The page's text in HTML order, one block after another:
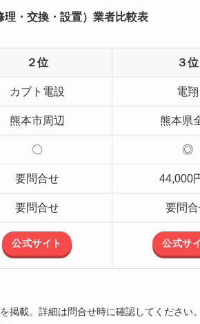
理・交換・設置）業者比較表
２位 ３位
カブト電設 電翔
熊本市周辺 熊本県
〇 ◎
要問合せ 44,000
要問合せ 要問
公式サイト 公式サ
載。詳細は問合せ時に確認してください。